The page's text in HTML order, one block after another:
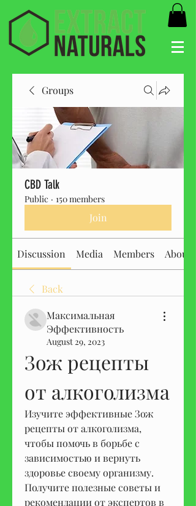
Groups
CBD Talk
Public · 150 members
Join
Discussion Media Members About
Back
Максимальная
Эффективность
August 29, 2023
Зож рецепты
от алкоголизма
Изучите эффективные Зож
рецепты от алкоголизма,
чтобы помочь в борьбе с
зависимостью и вернуть
здоровье своему организму.
Получите полезные советы и
рекомендации от экспертов в